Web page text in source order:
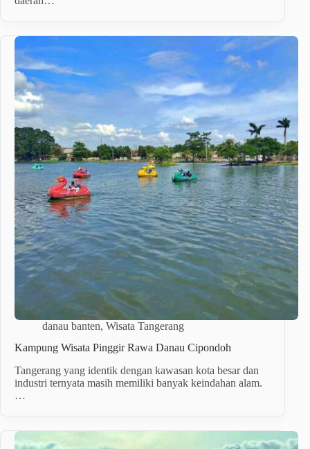
danau banten, Wisata Tangerang
Kampung Wisata Pinggir Rawa Danau Cipondoh
Tangerang yang identik dengan kawasan kota besar dan
industri ternyata masih memiliki banyak keindahan alam.
…